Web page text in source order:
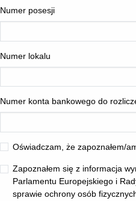
Numer posesji
Numer lokalu
Numer konta bankowego do
Oświadczam, że zapoznałem/
Zapoznałem się z informacja
Parlamentu Europejskiego i
sprawie ochrony osób